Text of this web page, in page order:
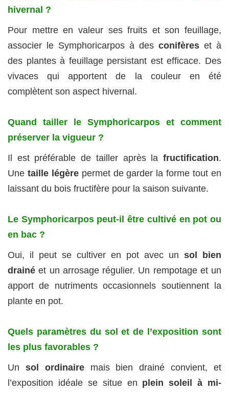
hivernal ?
Pour mettre en valeur ses fruits et son feuillage,
associer le Symphoricarpos à des conifères et à
des plantes à feuillage persistant est efficace. Des
vivaces qui apportent de la couleur en été
complètent son aspect hivernal.
Quand tailler le Symphoricarpos et comment
préserver la vigueur ?
Il est préférable de tailler après la fructification.
Une taille légèrepermet de garder la forme tout en
laissant du bois fructifère pour la saison suivante.
Le Symphoricarpos peut-il être cultivé en pot ou
en bac ?
Oui, il peut se cultiver en pot avec un sol bien
drainé et un arrosage régulier. Un rempotage et un
apport de nutriments occasionnels soutiennent la
plante en pot.
Quels paramètres du sol et de l’exposition sont
les plus favorables ?
Un sol ordinairemais bien drainé convient, et
l’exposition idéale se situe en plein soleil à mi-